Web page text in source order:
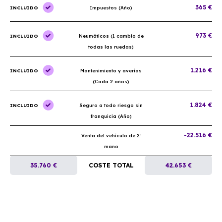
INCLUIDO Impuestos (Año) 365 €
INCLUIDO
Neumáticos (1 cambio de
todas las ruedas)
973 €
INCLUIDO
Mantenimiento y averías
(Cada 2 años)
1.216 €
INCLUIDO
Seguro a todo riesgo sin
franquicia (Año)
1.824 €
Venta del vehículo de 2ª
mano
-22.516 €
35.760 € COSTE TOTAL 42.653 €